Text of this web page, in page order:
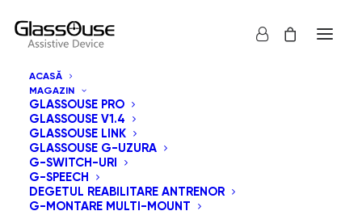
ACASĂ
MAGAZIN
GLASSOUSE PRO
GLASSOUSE V1.4
GLASSOUSE LINK
GLASSOUSE G-UZURA
G-SWITCH-URI
G-SPEECH
DEGETUL REABILITARE ANTRENOR
G-MONTARE MULTI-MOUNT
Arată tot